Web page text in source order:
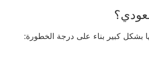
بشكل كبير بناء على درجة الخطورة: